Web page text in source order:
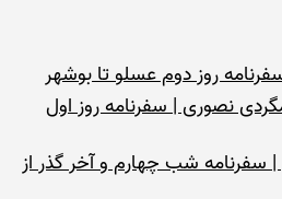
روز دوم عسلو تا بوشهر
نصوری | سفرنامه روز اول
سفرنامه شب چهارم و آخر گذر از